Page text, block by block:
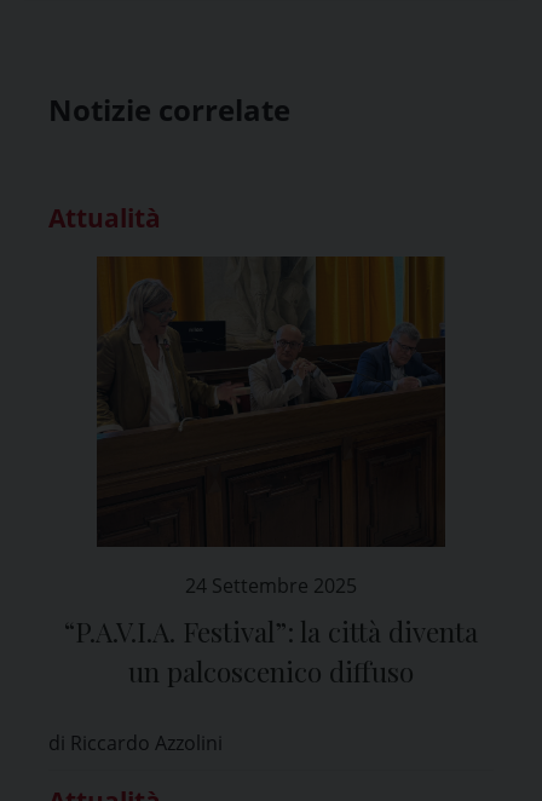
Notizie correlate
Attualità
24 Settembre 2025
“P.A.V.I.A. Festival”: la città diventa
un palcoscenico diffuso
di Riccardo Azzolini